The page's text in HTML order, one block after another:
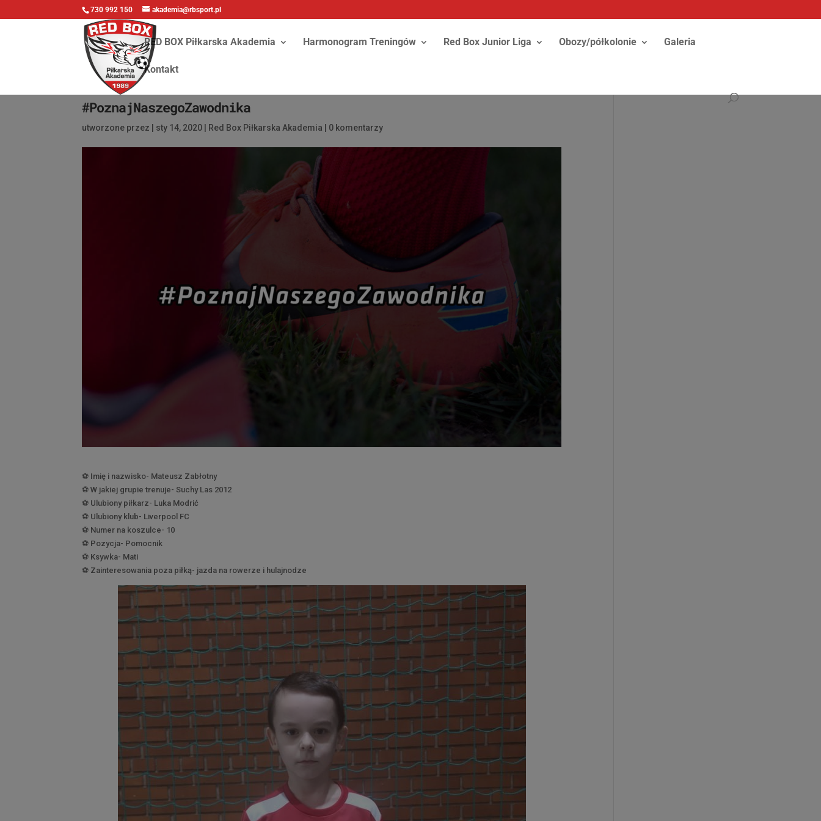
730 992 150 akademia@rbsport.pl
RED BOX Piłkarska Akademia Harmonogram Treningów Red Box Junior Liga Obozy/półkolonie Galeria
Kontakt
#PoznajNaszegoZawodnika
utworzone przez sty 14, 2020 Red Box Piłkarska Akademia 0 komentarzy
⚽️ Imię i nazwisko- Mateusz Zabłotny
⚽️ W jakiej grupie trenuje- Suchy Las 2012
⚽️ Ulubiony piłkarz- Luka Modrić
⚽️ Ulubiony klub- Liverpool FC
⚽️ Numer na koszulce- 10
⚽️ Pozycja- Pomocnik
⚽️ Ksywka- Mati
⚽️ Zainteresowania poza piłką- jazda na rowerze i hulajnodze